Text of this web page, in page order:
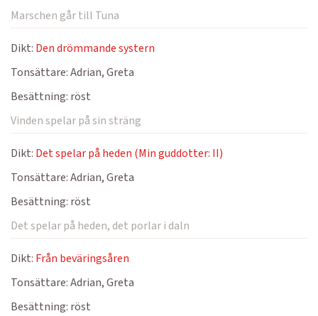
Marschen går till Tuna
Dikt: Den drömmande systern
Tonsättare:Adrian, Greta
Besättning: röst
Vinden spelar på sin sträng
Dikt: Det spelar på heden (Min guddotter: II)
Tonsättare:Adrian, Greta
Besättning: röst
Det spelar på heden, det porlar i daln
Dikt: Från beväringsåren
Tonsättare:Adrian, Greta
Besättning: röst